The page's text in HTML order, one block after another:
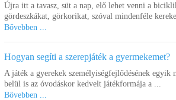
Szivárvány teknős, 17 db-
os dobozos
puha
Újra itt a tavasz, süt a nap, elő lehet venni a
gördeszkákat, görkorikat, szóval mindenféle
Bővebben ...
Hogyan segíti a szerepjáték a gyermekemet?
A játék a gyerekek személyiségfejlődésének egyik
belül is az óvodáskor kedvelt játékformája a ...
Bővebben ...